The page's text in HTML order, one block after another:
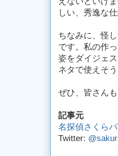
しい、秀逸な
ちなみに、怪
です。私の作
姿をダイジェ
ネタで使えそう
ぜひ、皆さん
記事元
名探偵さくら
Twitter: